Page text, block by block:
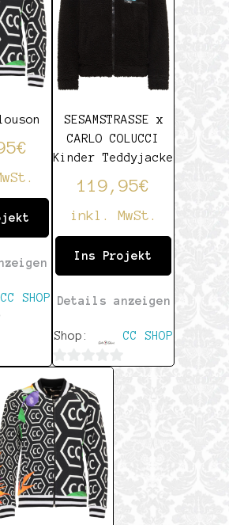
€
CC SHOP
SESAMSTRASSE x
CARLO COLUCCI
Kinder Teddyjacke
119,95€
inkl. MwSt.
Ins Projekt
Details anzeigen
Shop: CC SHOP
von
5